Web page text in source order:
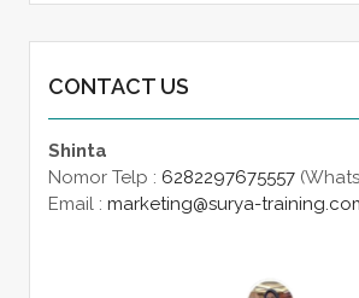
CONTACT US
Shinta
Nomor Telp : 6282297675557
Email : marketing@surya-